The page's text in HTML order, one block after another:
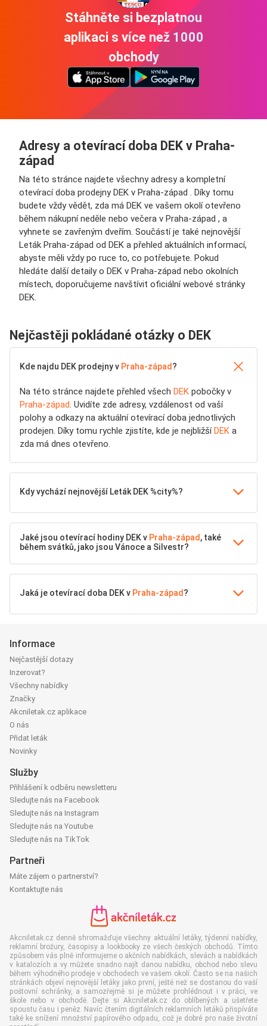
Stáhněte si bezplatnou
aplikaci s více než 1000
obchody
Adresy a otevírací doba DEK v Praha-
západ
Na této stránce najdete všechny adresy a kompletní
otevírací doba prodejny DEK v Praha-západ . Díky tomu
budete vždy vědět, zda má DEK ve vašem okolí otevřeno
během nákupní neděle nebo večera v Praha-západ , a
vyhnete se zavřeným dveřím. Součástí je také nejnovější
Leták Praha-západ od DEK a přehled aktuálních informací,
abyste měli vždy po ruce to, co potřebujete. Pokud
hledáte další detaily o DEK v Praha-západ nebo okolních
místech, doporučujeme navštívit oficiální webové stránky
DEK.
Nejčastěji pokládané otázky o DEK
Kde najdu DEK prodejny v Praha-západ ?
Na této stránce najdete přehled všech DEK pobočky v
Praha-západ. Uvidíte zde adresy, vzdálenost od vaší
polohy a odkazy na aktuální otevírací doba jednotlivých
prodejen. Díky tomu rychle zjistíte, kde je nejbližšíDEK a
zda má dnes otevřeno.
Kdy vychází nejnovější Leták DEK %city%?
Jaké jsou otevírací hodiny DEK v Praha-západ , také
během svátků, jako jsou Vánoce a Silvestr?
Jaká je otevírací doba DEK v Praha-západ ?
Informace
Nejčastější dotazy
Inzerovat?
Všechny nabídky
Značky
Akcniletak.cz aplikace
O nás
Přidat leták
Novinky
Služby
Přihlášení k odběru newsletteru
Sledujte nás na Facebook
Sledujte nás na Instagram
Sledujte nás na Youtube
Sledujte nás na TikTok
Partneři
Máte zájem o partnerství?
Kontaktujte nás
Akcniletak.cz denně shromažďuje všechny aktuální letáky, týdenní nabídky,
reklamní brožury, časopisy a lookbooky ze všech českých obchodů. Tímto
způsobem vás plně informujeme o akčních nabídkách, slevách a nabídkách
v katalozích a vy můžete snadno najít danou nabídku, obchod nebo slevu
během výhodného prodeje v obchodech ve vašem okolí. Často se na našich
stránkách objeví nejnovější letáky jako první, ještě než se dostanou do vaší
poštovní schránky, a samozřejmě si je můžete prohlédnout i v práci, ve
škole nebo v obchodě. Dejte si Akcniletak.cz do oblíbených a ušetřete
spoustu času i peněz. Navíc čtením digitálních reklamních letáků přispíváte
také ke snížení množství papírového odpadu, což je dobré pro naše životní